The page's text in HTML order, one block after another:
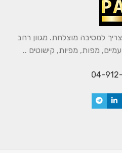
למסיבה מוצלחת. מגוון רחב
מפות, מפיות, קישוטים ..
04-